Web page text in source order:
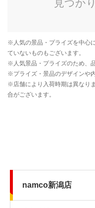
namco新潟店